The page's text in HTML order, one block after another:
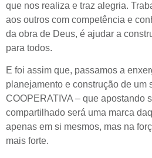
que nos realiza e traz alegria.
aos outros com competência e
da obra de Deus, é ajudar a
para todos.
E foi assim que, passamos a
planejamento e construção de um
COOPERATIVA – que apostando
compartilhado será uma marca
apenas em si mesmos, mas na
mais forte.